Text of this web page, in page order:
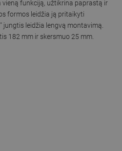
vieną funkciją, užtikrina paprastą ir
formos leidžia ją pritaikyti
leidžia lengvą montavimą.
182 mm ir skersmuo 25 mm.